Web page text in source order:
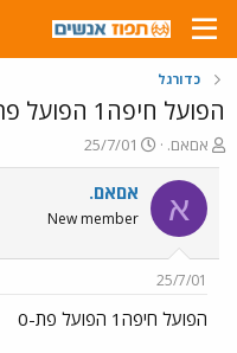
כדורגל
הפועל חיפה1 הפועל פת-0
פ
ו
ת
ח
ה
ש
א
אםאם.
פ
ו
ר
ם
ר
25/7/01
א אםאם.
New member
25/7/01
הפועל חיפה1 הפועל פת-0